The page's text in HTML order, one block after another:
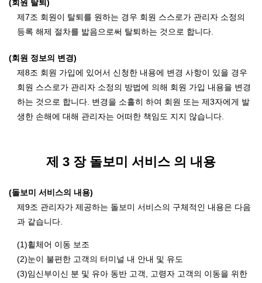
(회원 탈퇴)
제7조 회원이 탈퇴를 원하는 경우 회원 스스로가 관리자 소정의
등록 해제 절차를 밟음으로써 탈퇴하는 것으로 합니다.
(회원 정보의 변경)
제8조 회원 가입에 있어서 신청한 내용에 변경 사항이 있을 경우
회원 스스로가 관리자 소정의 방법에 의해 회원 가입 내용을 변경
하는 것으로 합니다. 변경을 소홀히 하여 회원 또는 제3자에게 발
생한 손해에 대해 관리자는 어떠한 책임도 지지 않습니다.
제 3 장 돌보미 서비스 의 내용
(돌보미 서비스의 내용)
제9조 관리자가 제공하는 돌보미 서비스의 구체적인 내용은 다음
과 같습니다.
(1)휠체어 이동 보조
(2)눈이 불편한 고객의 터미널 내 안내 및 유도
(3)임신부이신 분 및 유아 동반 고객, 고령자 고객의 이동을 위한